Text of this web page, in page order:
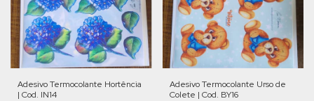
Adesivo Termocolante Hortência
| Cod. IN14
Adesivo Termocolante Urso de
Colete | Cod. BY16